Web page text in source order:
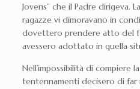
Jovens” che il Padre dirigeva.
ragazze vi dimoravano in
dovettero prendere atto del
avessero adottato in quella
Nell’impossibilità di compiere
tentennamenti decisero di far